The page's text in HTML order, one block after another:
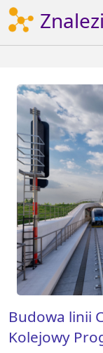
Budowa linii
Kolejowy